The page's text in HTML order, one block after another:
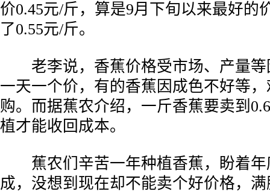
价0.45元/斤，算是9月下旬以来最好的
了0.55元/斤。
老李说，香蕉价格受市场、产量等
一天一个价，有的香蕉因成色不好等
购。而据蕉农介绍，一斤香蕉要卖到
植才能收回成本。
蕉农们辛苦一年种植香蕉，盼着年
成，没想到现在却不能卖个好价格，